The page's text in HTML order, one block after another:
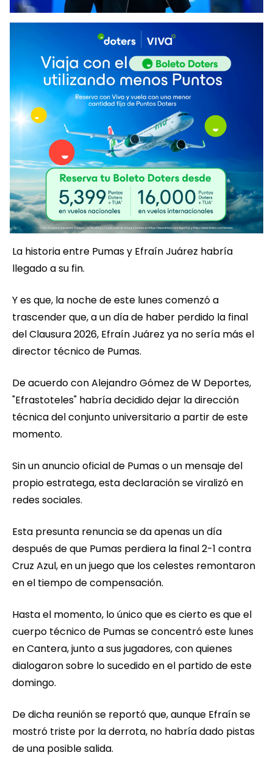
La historia entre Pumas y Efraín Juárez habría
llegado a su fin.
Y es que, la noche de este lunes comenzó a
trascender que, a un día de haber perdido la final
del Clausura 2026, Efraín Juárez ya no sería más el
director técnico de Pumas.
De acuerdo con Alejandro Gómez de W Deportes,
"Efrastoteles" habría decidido dejar la dirección
técnica del conjunto universitario a partir de este
momento.
Sin un anuncio oficial de Pumas o un mensaje del
propio estratega, esta declaración se viralizó en
redes sociales.
Esta presunta renuncia se da apenas un día
después de que Pumas perdiera la final 2-1 contra
Cruz Azul, en un juego que los celestes remontaron
en el tiempo de compensación.
Hasta el momento, lo único que es cierto es que el
cuerpo técnico de Pumas se concentró este lunes
en Cantera, junto a sus jugadores, con quienes
dialogaron sobre lo sucedido en el partido de este
domingo.
De dicha reunión se reportó que, aunque Efraín se
mostró triste por la derrota, no habría dado pistas
de una posible salida.